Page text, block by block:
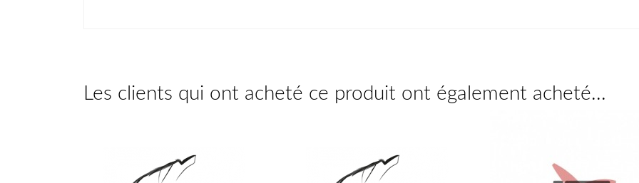
Les clients qui ont acheté ce produit ont également acheté...